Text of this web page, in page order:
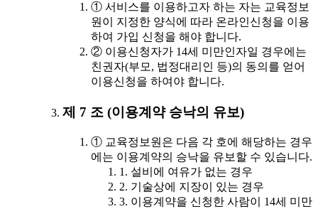
① 서비스를 이용하고자 하는 자는 교육정보
원이 지정한 양식에 따라 온라인신청을 이용
하여 가입 신청을 해야 합니다.
② 이용신청자가 14세 미만인자일 경우에는
친권자(부모, 법정대리인 등)의 동의를 얻어
이용신청을 하여야 합니다.
제 7 조 (이용계약 승낙의 유보)
① 교육정보원은 다음 각 호에 해당하는 경우
에는 이용계약의 승낙을 유보할 수 있습니다.
1. 설비에 여유가 없는 경우
2. 기술상에 지장이 있는 경우
3. 이용계약을 신청한 사람이 14세 미만